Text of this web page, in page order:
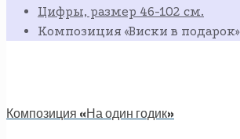
Цифры, размер 46-102 см.
Композиция «Виски в подарок»
Композиция «На один годик»